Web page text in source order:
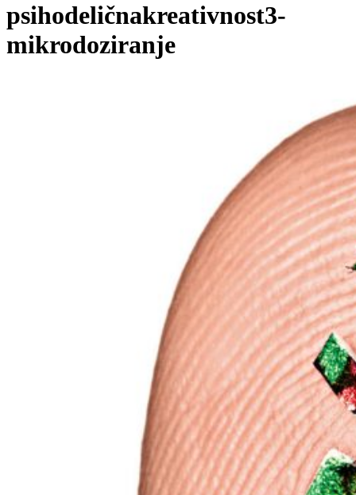
psihodeličnakreativnost3-
mikrodoziranje